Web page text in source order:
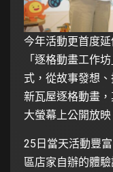
今年活動更首度
「逐格動畫工作
式，從故事發想
新瓦屋逐格動畫
大螢幕上公開放映
25日當天活動豐
區店家自辦的體